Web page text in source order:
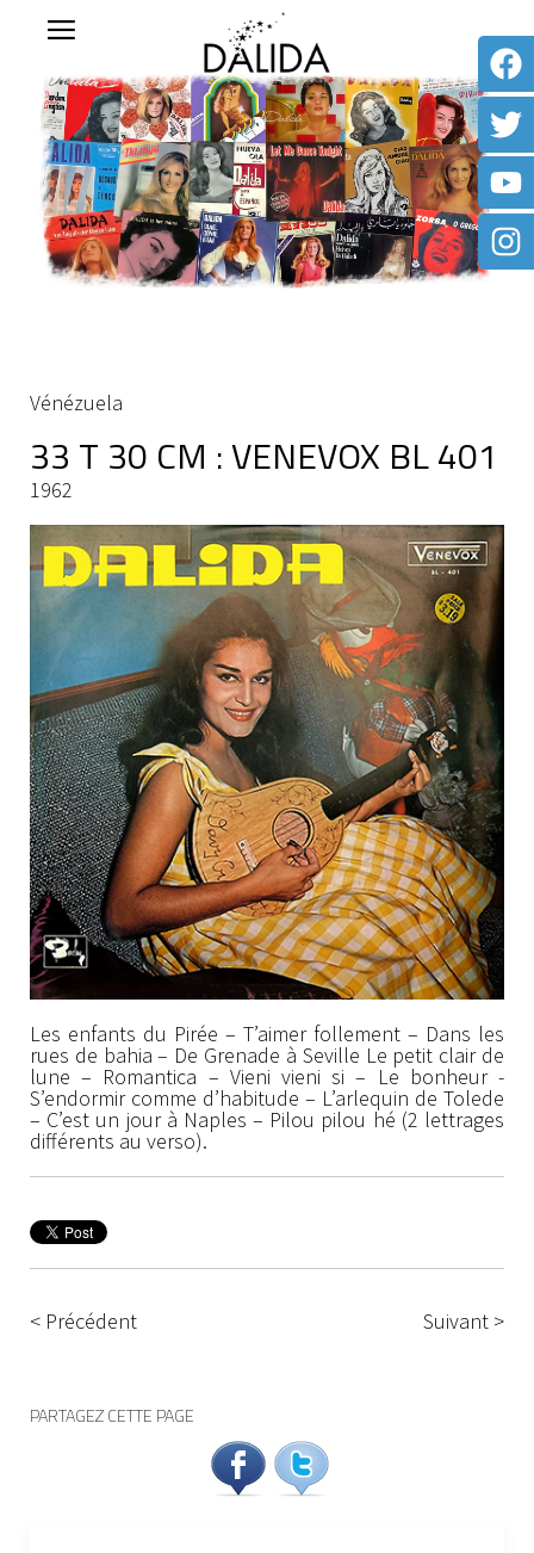
Vénézuela
33 T 30 CM : VENEVOX BL 401
1962
Les enfants du Pirée – T’aimer follement – Dans les
rues de bahia – De Grenade à Seville Le petit clair de
lune – Romantica – Vieni vieni si – Le bonheur -
S’endormir comme d’habitude – L’arlequin de Tolede
– C’est un jour à Naples – Pilou pilou hé (2 lettrages
différents au verso).
< Précédent Suivant >
PARTAGEZ CETTE PAGE